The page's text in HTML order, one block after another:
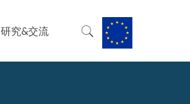
研究&交流